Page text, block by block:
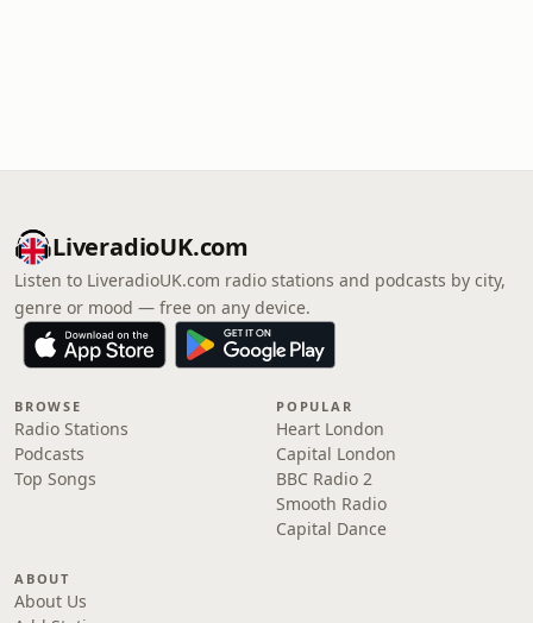
LiveradioUK.com
Listen to LiveradioUK.com radio stations and podcasts by city,
genre or mood — free on any device.
BROWSE
Radio Stations
Podcasts
Top Songs
POPULAR
Heart London
Capital London
BBC Radio 2
Smooth Radio
Capital Dance
ABOUT
About Us